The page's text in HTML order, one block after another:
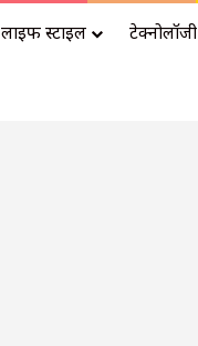
लाइफ स्टाइल टेक्नोलॉजी